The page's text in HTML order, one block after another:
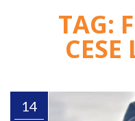
TAG:
14